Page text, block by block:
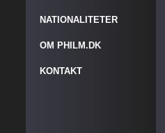
NATIONALITETER
OM PHILM.DK
KONTAKT